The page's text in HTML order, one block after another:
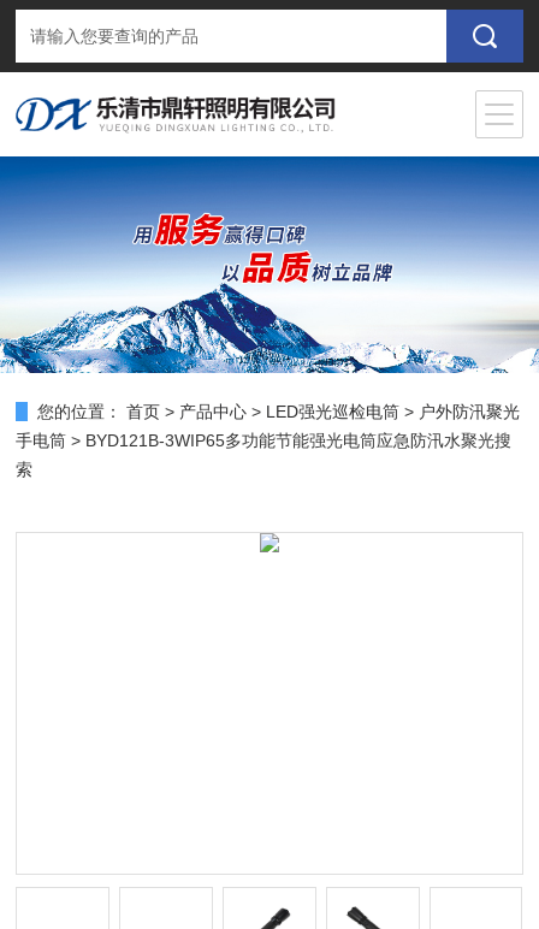
您的位置： 首页 > 产品中心 > LED强光巡检电筒 > 户外防汛聚光
手电筒 > BYD121B-3WIP65多功能节能强光电筒应急防汛水聚光搜
索